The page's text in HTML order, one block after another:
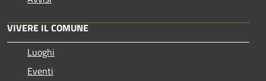
VIVERE IL COMUNE
Luoghi
Eventi